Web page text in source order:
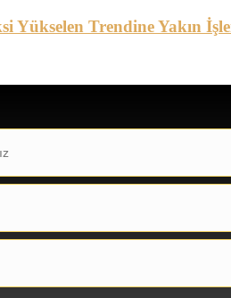
Yükselen Trendine Yakın